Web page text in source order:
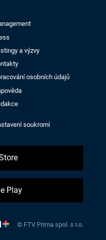
a výzvy
osobních údajů
soukromí
Play
© FTV Prima spol. s r.o.